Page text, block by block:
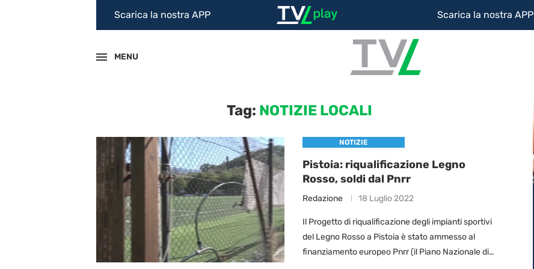
Scarica la nostra APP Scarica la nostra APP
MENU
Tag: NOTIZIE LOCALI
NOTIZIE
Pistoia: riqualificazione Legno
Rosso, soldi dal Pnrr
Redazione 18 Luglio 2022
Il Progetto di riqualificazione degli impianti sportivi
del Legno Rosso a Pistoia è stato ammesso al
finanziamento europeo Pnrr (il Piano Nazionale di